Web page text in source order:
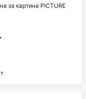
за картина PICTURE